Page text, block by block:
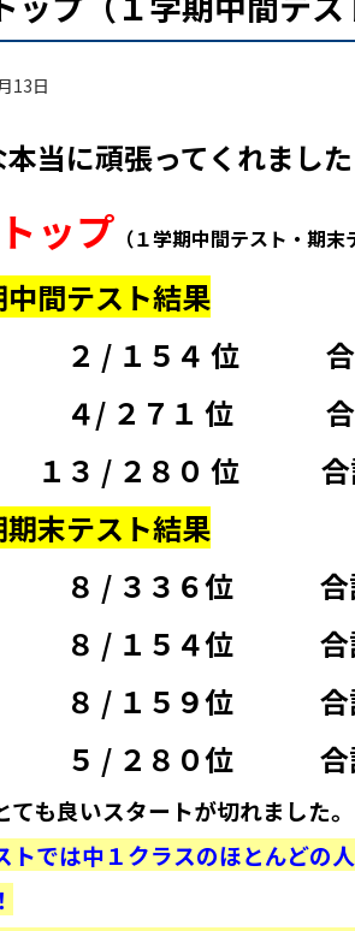
13日
当に頑張ってくれました
ップ （１学期中間テスト・期末
中間テスト結果
２ / １５４ 位 合計
４/ ２７１ 位 合計
３ / ２８０ 位 合
期末テスト結果
８ / ３３６位 合計
８ / １５４位 合計
８ / １５９位 合計
５ / ２８０位 合
ても良いスタートが切れました。
トでは中１クラスのほとんどの